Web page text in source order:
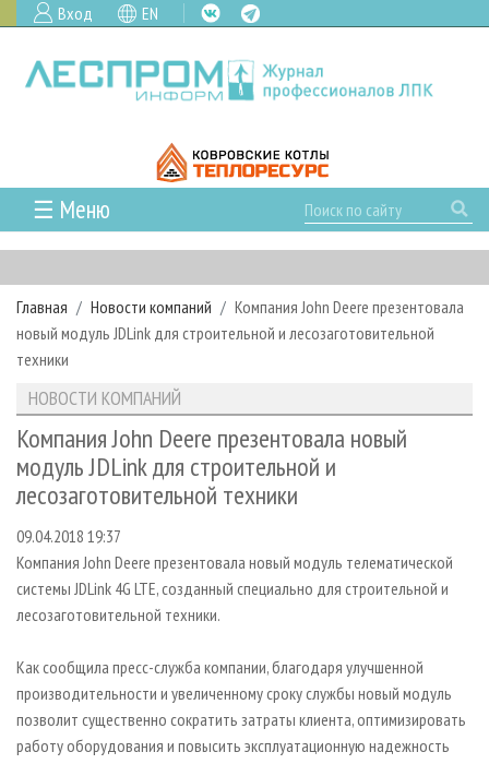
Вход EN
☰ Меню
ГЛАВНАЯ
РУБРИКИ И ТЕМЫ
РУБРИКИ ЖУРНАЛА
ЛЕСНОЕ ХОЗЯЙСТВО
ЛЕСОЗАГОТОВКА
ЛЕСОПИЛЕНИЕ
ДЕРЕВООБРАБОТКА
СУШКА ДРЕВЕСИНЫ
ПРОИЗВОДСТВО ДРЕВЕСНЫХ ПЛИТ
ДЕРЕВЯННОЕ ДОМОСТРОЕНИЕ
ПРОИЗВОДСТВО МЕБЕЛИ
ЦБП
ИНСТРУМЕНТ И МАТЕРИАЛЫ
НОВОСТИ
КАЛЕНДАРЬ СОБЫТИЙ
НОВОСТИ ЛПК
НОВОСТИ ЖУРНАЛА
НОВОСТИ КОМПАНИЙ
ПРОЕКТЫ ЛПИ
АНАЛИТИКА
ПРЕДПРИЯТИЯ ЛПК
ЛЕСНЫЕ РЕГИОНЫ РОССИИ
ПЕРСОНЫ
МОБИЛЬНЫЕ ВЫСТАВКИ
ОФИЦИАЛЬНЫЕ ДЕЛЕГАЦИИ
ПРИОРИТЕТНЫЕ ИНВЕСТПРОЕКТЫ
ГАЗЕТА ЛЕСПРОМФОРУМ
БИБЛИОТЕКА СПЕЦИАЛИСТА
АРХИВ
АРХИВ ЖУРНАЛОВ
СТАТЬИ
О ЖУРНАЛЕ
ПОДПИСКА
КОНТАКТЫ
РЕКЛАМОДАТЕЛЯМ
РЕКЛАМА
РЕКЛАМА НА САЙТЕ
Главная Новости компаний
Компания John Deere презентовала
новый модуль JDLink для строительной и лесозаготовительной
техники
НОВОСТИ КОМПАНИЙ
Компания John Deere презентовала новый
модуль JDLink для строительной и
лесозаготовительной техники
09.04.2018 19:37
Компания John Deere презентовала новый модуль телематической
системы JDLink 4G LTE, созданный специально для строительной и
лесозаготовительной техники.
Как сообщила пресс-служба компании, благодаря улучшенной
производительности и увеличенному сроку службы новый модуль
позволит существенно сократить затраты клиента, оптимизировать
работу оборудования и повысить эксплуатационную надежность